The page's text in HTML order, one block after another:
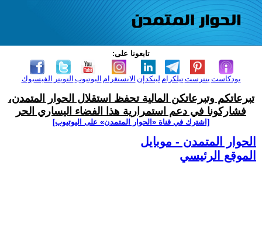
تابعونا على:
الفيسبوك التويتر اليوتيوب الانستغرام لينكدإن تيلكرامبنترست بودكاست
تبرعاتكم وتبرعاتكن المالية تحفظ استقلال الحوار المتمدن،
فشاركونا في دعم استمرارية هذا الفضاء اليساري الحر
[اشترك في قناة ‫«الحوار المتمدن» على اليوتيوب]
الحوار المتمدن - موبايل
الموقع الرئيسي